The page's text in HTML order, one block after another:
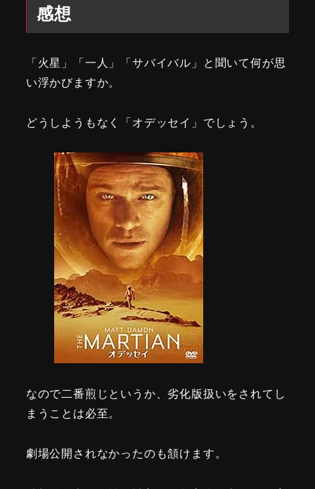
感想
「火星」「一人」「サバイバル」と聞いて何が思
い浮かびますか。
どうしようもなく「オデッセイ」でしょう。
なので二番煎じというか、劣化版扱いをされてし
まうことは必至。
劇場公開されなかったのも頷けます。